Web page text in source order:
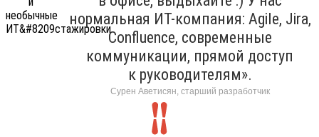
нормальная ИТ-компания: Agile, Jira,
Confluence, современные
коммуникации, прямой доступ
к руководителям».
Сурен Аветисян, старший разработчик